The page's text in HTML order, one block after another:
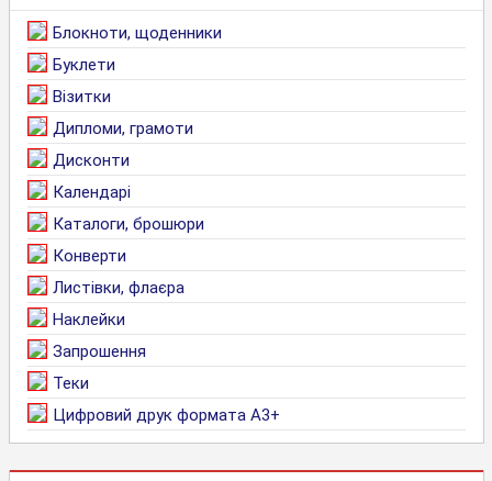
Блокноти, щоденники
Буклети
Візитки
Дипломи, грамоти
Дисконти
Календарі
Каталоги, брошюри
Конверти
Листівки, флаєра
Наклейки
Запрошення
Теки
Цифровий друк формата А3+